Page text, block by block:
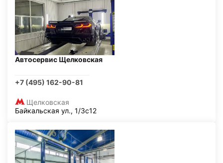
Автосервис Щелковская
+7 (495) 162-90-81
Щелковская
Байкальская ул., 1/3с12